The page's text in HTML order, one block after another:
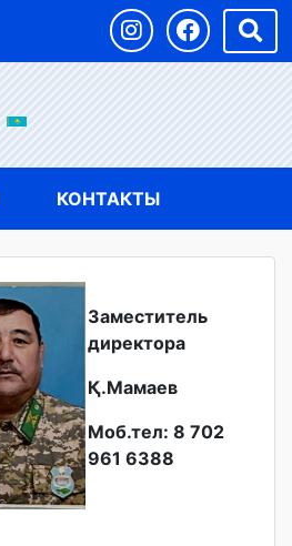
КОНТАКТЫ
Заместитель
директора
Қ.Мамаев
Моб.тел: 8 702
961 6388